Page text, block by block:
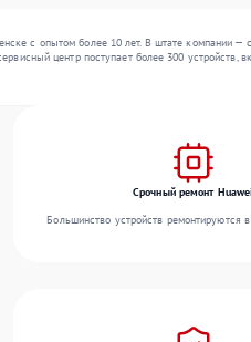
с опытом более 10 лет. В штате компании
центр поступает более 300
Срочный ремонт Huawei
Большинство устройств ремонтируются